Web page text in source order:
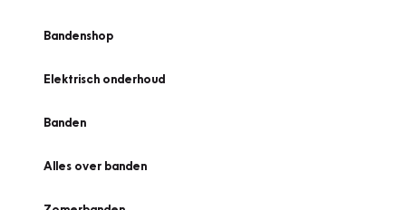
Bandenshop
Elektrisch onderhoud
Banden
Alles over banden